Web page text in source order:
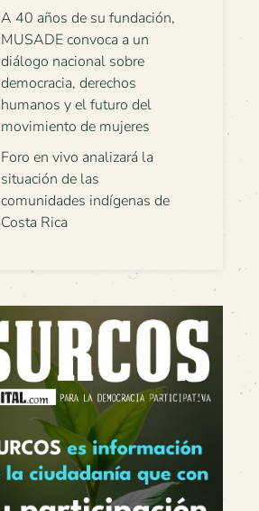
A 40 años de su fundación,
MUSADE convoca a un
diálogo nacional sobre
democracia, derechos
humanos y el futuro del
movimiento de mujeres
Foro en vivo analizará la
situación de las
comunidades indígenas de
Costa Rica